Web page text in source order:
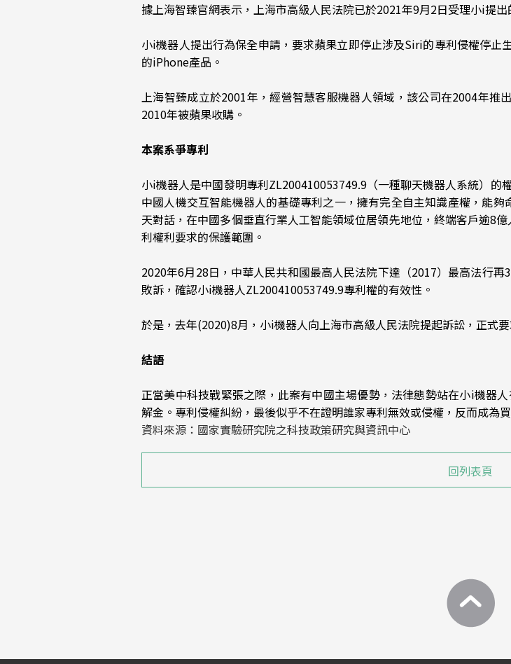
據上海智臻官網表示，上海市高級人民法院已於2021年9月2日受理小i提
小i機器人提出行為保全申請，要求蘋果立即停止涉及Siri的專利侵權停
的iPhone產品。
上海智臻成立於2001年，經營智慧客服機器人領域，該公司在2004年
2010年被蘋果收購。
本案系爭專利
小i機器人是中國發明專利ZL200410053749.9（一種聊天機器人系統）
中國人機交互智能機器人的基礎專利之一，擁有完全自主知識產權，能
天對話，在中國多個垂直行業人工智能領域位居領先地位，終端客戶逾8
利權利要求的保護範圍。
2020年6月28日，中華人民共和國最高人民法院下達（2017）最高法行
敗訴，確認小i機器人ZL200410053749.9專利權的有效性。
於是，去年(2020)8月，小i機器人向上海市高級人民法院提起訴訟，正式
結語
正當美中科技戰緊張之際，此案有中國主場優勢，法律態勢站在小i機器
解金。專利侵權糾紛，最後似乎不在證明誰家專利無效或侵權，反而成為
資料來源：國家實驗研究院之科技政策研究與資訊中心
回列表頁